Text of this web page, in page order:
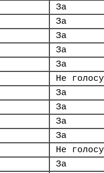
За
За
За
За
За
Не
За
За
За
За
Не
За